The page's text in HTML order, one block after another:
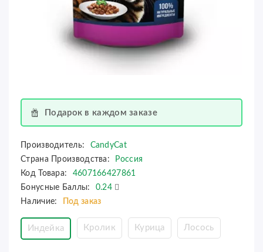
Производитель:
CandyCat
Страна Производства:
Россия
Код Товара:
4607166427861
Бонусные Баллы:
0.24
Наличие:
Под заказ
Индейка Кролик Курица Лосось
Подарок в каждом заказе